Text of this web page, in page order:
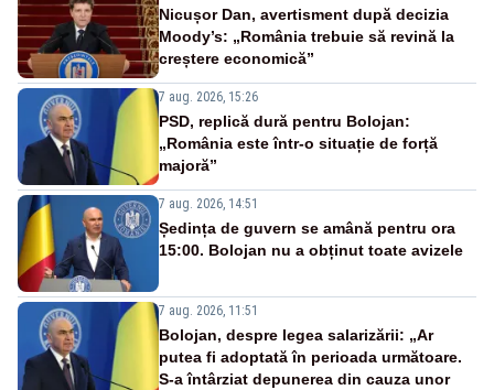
Nicușor Dan, avertisment după decizia
Moody’s: „România trebuie să revină la
creștere economică”
7 aug. 2026, 15:26
PSD, replică dură pentru Bolojan:
„România este într-o situație de forță
majoră”
7 aug. 2026, 14:51
Ședința de guvern se amână pentru ora
15:00. Bolojan nu a obținut toate avizele
7 aug. 2026, 11:51
Bolojan, despre legea salarizării: „Ar
putea fi adoptată în perioada următoare.
S-a întârziat depunerea din cauza unor